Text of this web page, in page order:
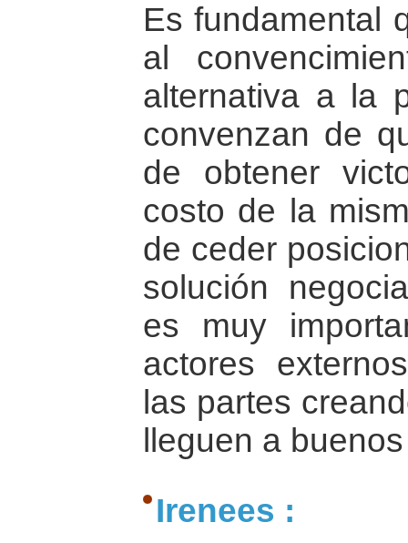
Es fundamental
al
alternativa a la
convenzan de
de obtener
costo de la
de ceder
solución
es muy
actores
las partes
lleguen a
Irenees :